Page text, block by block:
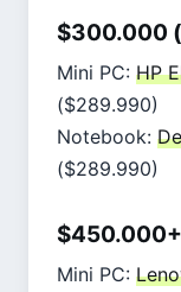
$300.000
Mini PC: HP
($289.990)
Notebook:
($289.990)
Mini PC: